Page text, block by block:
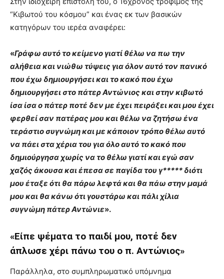
“Κιβωτού του κόσμου” και ένας εκ των βασικών
κατηγόρων του ιερέα αναφέρει:
«Γράφω αυτό το κείμενο γιατί θέλω να πω την
αλήθεια και νιώθω τύψεις για όλον αυτό τον πανικό
που έχω δημιουργήσει και το κακό που έχω
δημιουργήσει στο πάτερ Αντώνιος και στην κιβωτό
ίσα ίσα ο πάτερ ποτέ δεν με έχει πειράξει και μου έχει
φερθεί σαν πατέρας μου και θέλω να ζητήσω ένα
τεράστιο συγνώμη και με κάποιον τρόπο θέλω αυτό
να πάει στα χέρια του για όλο αυτό το κακό που
δημιούργησα χωρίς να το θέλω γιατί και εγώ σαν
χαζός άκουσα και έπεσα σε παγίδα του γ***** διότι
μου έταξε ότι θα πάρω λεφτά και θα πάω στην μαμά
μου και θα κάνω ότι γουστάρω και πάλι χίλια
συγνώμη πάτερ Αντώνιε».
«Είπε ψέματα το παιδί μου, ποτέ δεν
άπλωσε χέρι πάνω του ο π. Αντώνιος»
Παράλληλα, στο συμπληρωματικό υπόμνημα